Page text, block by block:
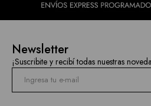
Newsletter
¡Suscribite y recibí todas nuestras